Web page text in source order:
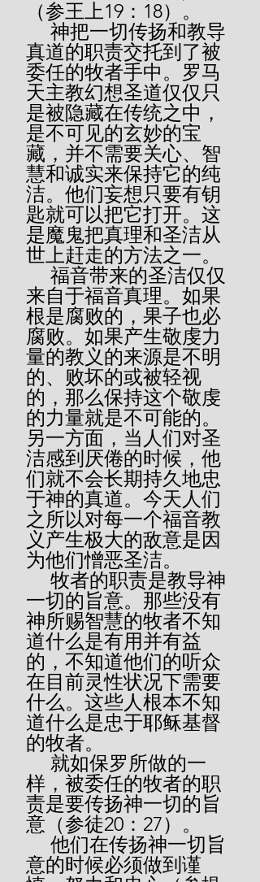
（参王上19：18）。
真道的职责交托到了被
委任的牧者手中。罗马
天主教幻想圣道仅仅只
是被隐藏在传统之中，
是不可见的玄妙的宝
藏，并不需要关心、智
慧和诚实来保持它的纯
洁。他们妄想只要有钥
匙就可以把它打开。这
是魔鬼把真理和圣洁从
世上赶走的方法之一。
来自于福音真理。如果
根是腐败的，果子也必
腐败。如果产生敬虔力
量的教义的来源是不明
的、败坏的或被轻视
的，那么保持这个敬虔
的力量就是不可能的。
另一方面，当人们对圣
洁感到厌倦的时候，他
们就不会长期持久地忠
于神的真道。今天人们
之所以对每一个福音教
义产生极大的敌意是因
为他们憎恶圣洁。
一切的旨意。那些没有
神所赐智慧的牧者不知
道什么是有用并有益
的，不知道他们的听众
在目前灵性状况下需要
什么。这些人根本不知
道什么是忠于耶稣基督
的牧者。
样，被委任的牧者的职
责是要传扬神一切的旨
意（参徒20：27）。
意的时候必须做到谨